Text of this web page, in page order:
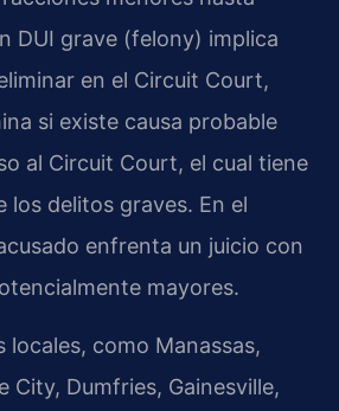
DUI grave (felony) implica
en el Circuit Court,
si existe causa probable
al Circuit Court, el cual tiene
los delitos graves. En el
enfrenta un juicio con
mayores.
locales, como Manassas,
City, Dumfries, Gainesville,